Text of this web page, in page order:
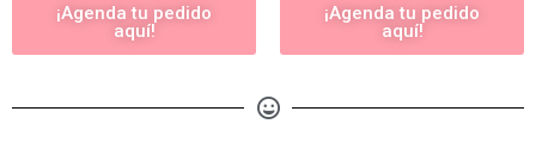
¡Agenda tu pedido
aquí!
¡Agenda tu pedido
aquí!